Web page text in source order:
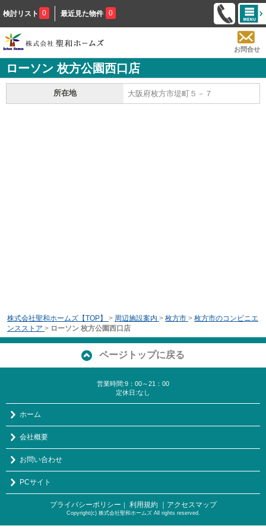
検討リスト 0 最近見た物件 0
お問合せ
ローソン 枚方公園西口店
所在地 大阪府枚方市堤町５－７
株式会社聖和ホームズ【TOP】 > 周辺施設案内 > 枚方市 > 枚方市のコンビニエ
ンスストア > ローソン 枚方公園西口店
ページトップに戻る
営業時間:9：00～21：00
定休日:なし
ホーム
会社概要
お問い合わせ
PCサイト
プライバシーポリシー ｜ 利用規約 ｜アクセスマップ
Copyright(c) 株式会社聖和ホームズ All rights reserved.